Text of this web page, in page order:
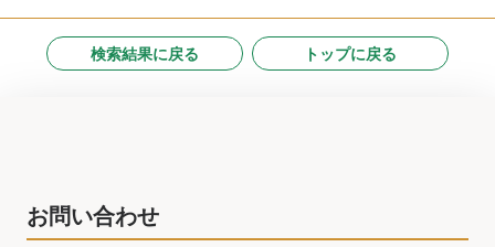
検索結果に戻る トップに戻る
お問い合わせ